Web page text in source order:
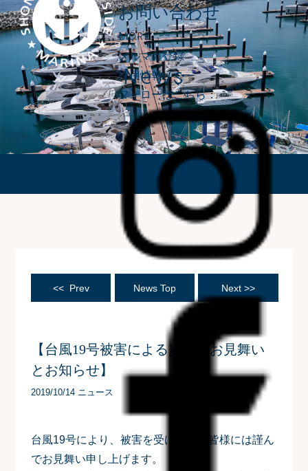
お問い合わせ
MORE
メルマガ登録
採用情報
フォローはこちら：
News
<< Prev News Top Next >>
【台風19号被害による災害のお見舞い
とお知らせ】
2019/10/14 ニュース
台風19号により、被害を受けられた皆様には謹ん
でお見舞い申し上げます。